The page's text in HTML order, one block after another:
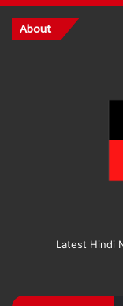
About
Latest Hindi